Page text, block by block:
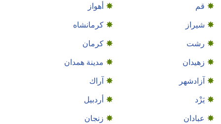
قم
أهواز
شيراز
كرمانشاه
رشت
كرمان
زهيدان
مدينة همدان
آزادشهر
آراك
يَزْد
أردبيل
عبادان
زنجان